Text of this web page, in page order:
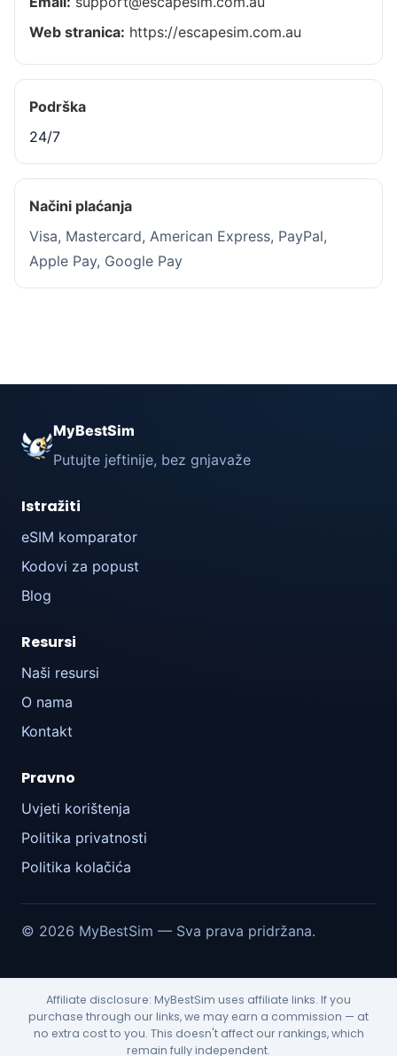
Web stranica: https://escapesim.com.au
Podrška
24/7
Načini plaćanja
Visa, Mastercard, American Express, PayPal,
Apple Pay, Google Pay
MyBestSim
Putujte jeftinije, bez gnjavaže
Istražiti
eSIM komparator
Kodovi za popust
Blog
Resursi
Naši resursi
O nama
Kontakt
Pravno
Uvjeti korištenja
Politika privatnosti
Politika kolačića
© 2026 MyBestSim — Sva prava pridržana.
Affiliate disclosure: MyBestSim uses affiliate links. If you
purchase through our links, we may earn a commission — at
no extra cost to you. This doesn't affect our rankings, which
remain fully independent.